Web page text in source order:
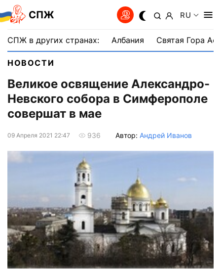
СПЖ RU
СПЖ в других странах: Албания Святая Гора
НОВОСТИ
Великое освящение Александро-
Невского собора в Симферополе
совершат в мае
09 Апреля 2021 22:47 936 Автор: Андрей Иванов